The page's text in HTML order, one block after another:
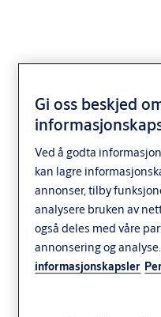
VI7970
Gi oss beskjed
Ved å godta
kan lagre
annonser, tilby
analysere bruken av
også deles med våre
annonsering og analyse.
informasjonskapsler